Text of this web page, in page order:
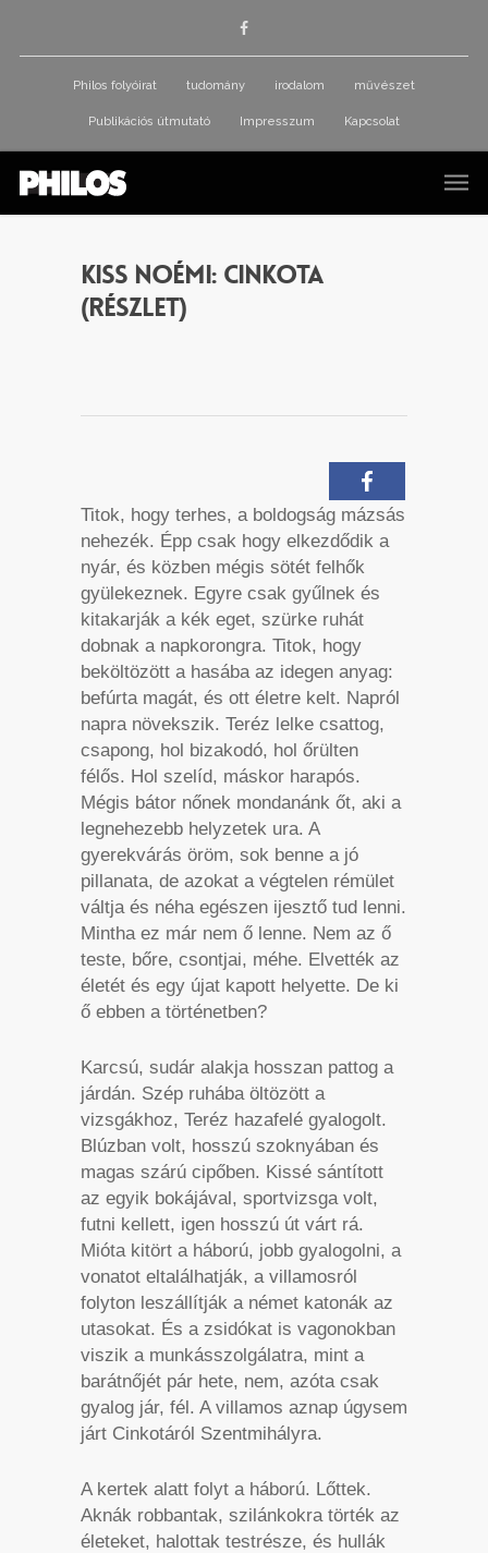
Philos folyóirat tudomány irodalom művészet
Publikációs útmutató Impresszum Kapcsolat
Kiss Noémi: Cinkota
(részlet)
Titok, hogy terhes, a boldogság mázsás
nehezék. Épp csak hogy elkezdődik a
nyár, és közben mégis sötét felhők
gyülekeznek. Egyre csak gyűlnek és
kitakarják a kék eget, szürke ruhát
dobnak a napkorongra. Titok, hogy
beköltözött a hasába az idegen anyag:
befúrta magát, és ott életre kelt. Napról
napra növekszik. Teréz lelke csattog,
csapong, hol bizakodó, hol őrülten
félős. Hol szelíd, máskor harapós.
Mégis bátor nőnek mondanánk őt, aki a
legnehezebb helyzetek ura. A
gyerekvárás öröm, sok benne a jó
pillanata, de azokat a végtelen rémület
váltja és néha egészen ijesztő tud lenni.
Mintha ez már nem ő lenne. Nem az ő
teste, bőre, csontjai, méhe. Elvették az
életét és egy újat kapott helyette. De ki
ő ebben a történetben?
Karcsú, sudár alakja hosszan pattog a
járdán. Szép ruhába öltözött a
vizsgákhoz, Teréz hazafelé gyalogolt.
Blúzban volt, hosszú szoknyában és
magas szárú cipőben. Kissé sántított
az egyik bokájával, sportvizsga volt,
futni kellett, igen hosszú út várt rá.
Mióta kitört a háború, jobb gyalogolni, a
vonatot eltalálhatják, a villamosról
folyton leszállítják a német katonák az
utasokat. És a zsidókat is vagonokban
viszik a munkásszolgálatra, mint a
barátnőjét pár hete, nem, azóta csak
gyalog jár, fél. A villamos aznap úgysem
járt Cinkotáról Szentmihályra.
A kertek alatt folyt a háború. Lőttek.
Aknák robbantak, szilánkokra törték az
életeket, halottak testrésze, és hullák